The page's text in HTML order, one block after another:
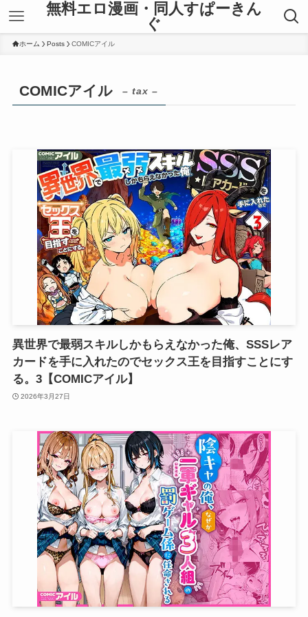
無料エロ漫画・同人すぱーきん
ぐ
ホーム Posts COMICアイル
COMICアイル – tax –
異世界で最弱スキルしかもらえなかった俺、SSSレア
カードを手に入れたのでセックス王を目指すことにす
る。3【COMICアイル】
2026年3月27日